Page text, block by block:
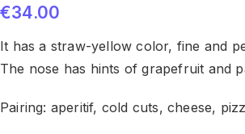
€34.00
It has a straw-yellow color, fine and
The nose has hints of grapefruit and
Pairing: aperitif, cold cuts, cheese,